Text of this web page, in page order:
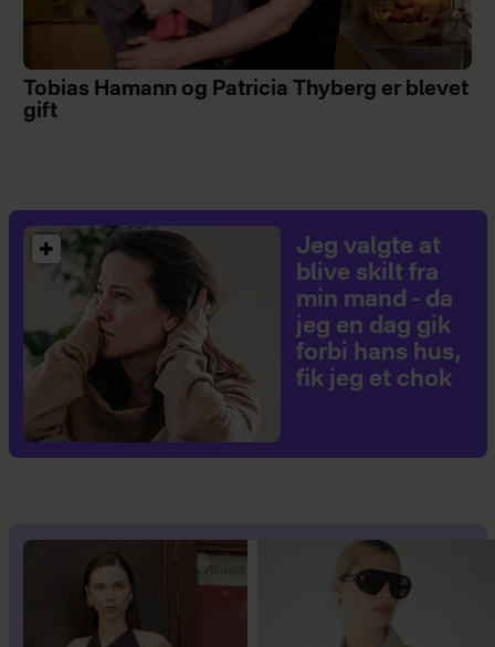
Tobias Hamann og Patricia Thyberg er blevet
gift
Jeg valgte at
blive skilt fra
min mand - da
jeg en dag gik
forbi hans hus,
fik jeg et chok